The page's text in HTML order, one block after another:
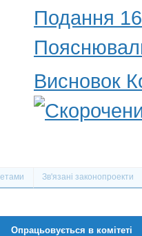
Подання
Висновок
Зв'язані законопроекти
Опрацьовується в комітеті